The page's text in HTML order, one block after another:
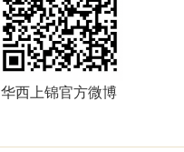
华西上锦官方微博